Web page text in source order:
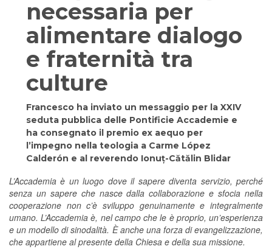
necessaria per
alimentare dialogo
e fraternità tra
culture
Francesco ha inviato un messaggio per la XXIV
seduta pubblica delle Pontificie Accademie e
ha consegnato il premio ex aequo per
l’impegno nella teologia a Carme López
Calderón e al reverendo Ionuț-Cătălin Blidar
L’Accademia è un luogo dove il sapere diventa servizio, perché
senza un sapere che nasce dalla collaborazione e sfocia nella
cooperazione non c’è sviluppo genuinamente e integralmente
umano. L’Accademia è, nel campo che le è proprio, un’esperienza
e un modello di sinodalità. È anche una forza di evangelizzazione,
che appartiene al presente della Chiesa e della sua missione.